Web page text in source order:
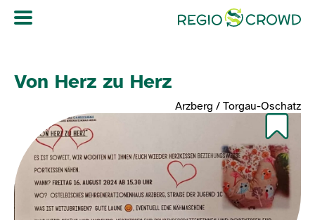
Navigation überspringen
Von Herz zu Herz
Arzberg / Torgau-Oschatz